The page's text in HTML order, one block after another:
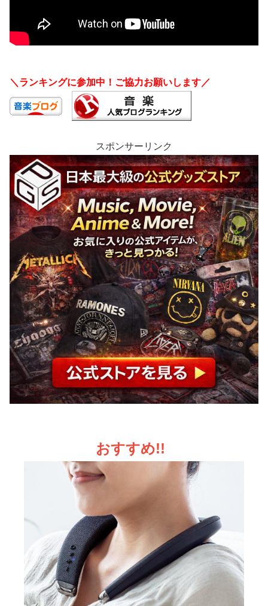
＼ランキングに参加中！ご協力お願いします／
スポンサーリンク
おすすめ!!